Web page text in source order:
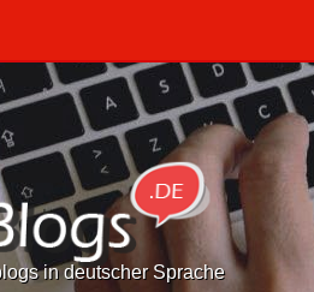
in deutscher Sprache